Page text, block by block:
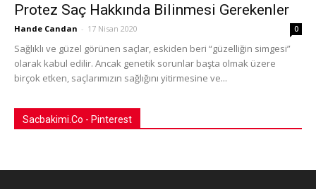
Protez Saç Hakkında Bilinmesi Gerekenler
Hande Candan - 17 Nisan 2020 0
Sağlıklı ve güzel görünen saçlar, eskiden beri “güzelliğin simgesi”
olarak kabul edilir. Ancak genetik sorunlar başta olmak üzere
birçok etken, saçlarımızın sağlığını yitirmesine ve...
Sacbakimi.Co - Pinterest